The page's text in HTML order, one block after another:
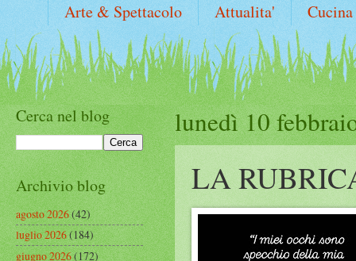
Arte & Spettacolo Attualita' Cucina
lunedì 10
LA
Cerca nel blog
Archivio blog
agosto 2026(42)
luglio 2026(184)
giugno 2026(172)